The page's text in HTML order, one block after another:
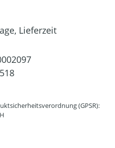
Lieferzeit
(GPSR):